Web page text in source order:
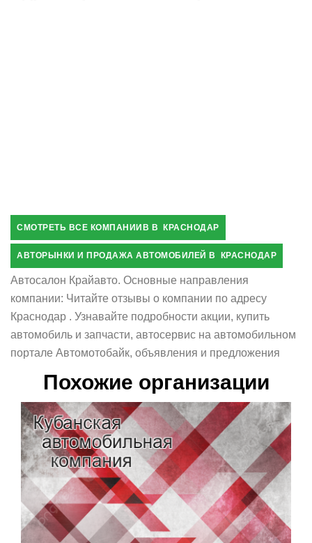
СМОТРЕТЬ ВСЕ КОМПАНИИВ В КРАСНОДАР
АВТОРЫНКИ И ПРОДАЖА АВТОМОБИЛЕЙ В КРАСНОДАР
Автосалон Крайавто. Основные направления
компании: Читайте отзывы о компании по адресу
Краснодар . Узнавайте подробности акции, купить
автомобиль и запчасти, автосервис на автомобильном
портале Автомотобайк, объявления и предложения
Похожие организации